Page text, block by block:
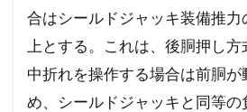
合はシールドジャッキ装備推力
上とする。これは、後胴押し
中折れを操作する場合は前胴が
め、シールドジャッキと同等の